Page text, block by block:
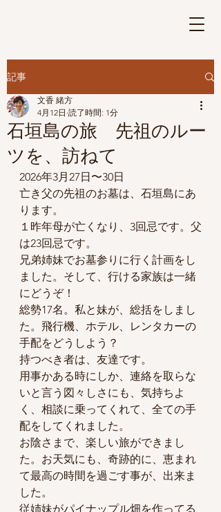
記事
石垣島の旅 先祖のルー
ツを、訪ねて
文香 緒方
4月12日 読了時間: 1分
2026年3月27日〜30日
亡き父の先祖のお墓は、石垣島にあ
ります。
１昨年母が亡くなり、3回忌です。父
は23回忌です。
兄弟姉妹でお墓参りに行く計画をし
ました。そして、行ける家族は一緒
にどうぞ！
総勢17名。私と妹が、総括をしまし
た。飛行機、ホテル、レンタカーの
手配をどうしよう？
持つべき者は、友達です。
用事かある時にしか、連絡を取らな
いと言う図々しさにも、気持ちよ
く、相談に乗ってくれて、全ての手
配をしてくれました。
お陰さまで、楽しい旅ができまし
た。お天気にも、奇跡的に、恵まれ
て最高の時間を過ごす事が、出来ま
した。
従姉妹がパイナップル畑を作ってる